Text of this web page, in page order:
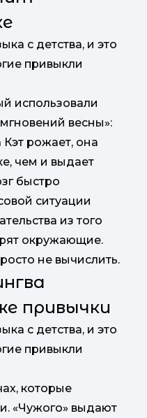
использовали
весны»:
Кэт рожает, она
чем и выдает
быстро
ситуации
из того
окружающие.
не вычислить.
привычки
которые
«Чужого» выдают